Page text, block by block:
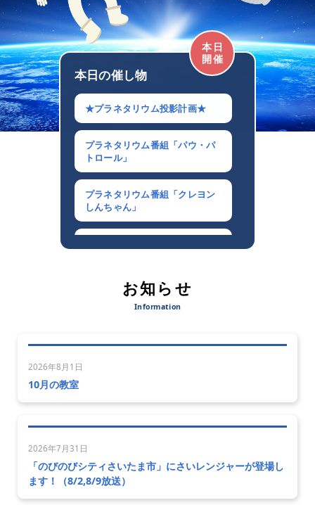
本日の催し物
本日
開催
★プラネタリウム投影計画★
プラネタリウム番組「パウ・パ
トロール」
プラネタリウム番組「クレヨン
しんちゃん」
プラネタリウム新番組「ダイナ
ソートラベラーズ」
★夏休みこども科学館まつり
お知らせ
2026年8月1日
10月の教室
2026年7月31日
「のびのびシティさいたま市」にさいレンジャーが登場し
ます！（8/2,8/9放送）